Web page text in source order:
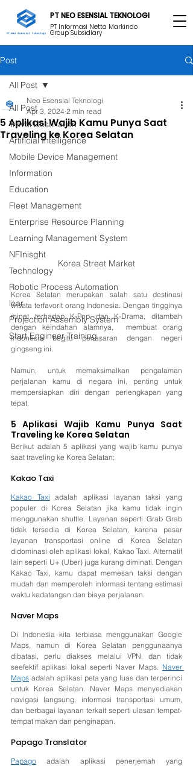
PT Informasi Netta Markindo
Group Subsidiary
PT NEO ESENSIAL TEKNOLOGI
Post
All Post
Travel Destination
Artificial Intelligence
Mobile Device Management
Information
Education
Fleet Management
Enterprise Resource Planning
Learning Management System
NFInisght
Technology
Robotic Process Automation
lear
Projection Assembly System
Start Engineer Training
All Post
5 Aplikasi Wajib Kamu Punya Saat
Traveling ke Korea Selatan
Neo Esensial Teknologi
Apr 3, 2024 2 min read
Korea Street Market
Korea Selatan merupakan salah satu destinasi
wisata terfavorit orang Indonesia. Dengan tingginya
minat terhadap K-Pop dan K-Drama, ditambah
dengan keindahan alamnya,  membuat orang
Indonesia begitu penasaran dengan negeri
gingseng ini.
Namun, untuk memaksimalkan pengalaman
perjalanan kamu di negara ini, penting untuk
mempersiapkan diri dengan perlengkapan yang
tepat.
5 Aplikasi Wajib Kamu Punya Saat
Traveling ke Korea Selatan
Berikut adalah 5 aplikasi yang wajib kamu punya
saat traveling ke Korea Selatan:
Kakao Taxi
Kakao Taxi adalah aplikasi layanan taksi yang
populer di Korea Selatan jika kamu tidak ingin
menggunakan shuttle. Layanan seperti Grab Grab
tidak tersedia di Korea Selatan, karena pasar
layanan transportasi online di Korea Selatan
didominasi oleh aplikasi lokal, Kakao Taxi. Alternatif
lain seperti U+ (Uber) juga kurang diminati. Dengan
Kakao Taxi, kamu dapat memesan taksi dengan
mudah dan memperoleh informasi tentang estimasi
waktu kedatangan dan biaya perjalanan.
Naver Maps
Di Indonesia kita terbiasa menggunakan Google
Maps, namun di Korea Selatan penggunaanya
dibatasi, perlu diakses melalui VPN, dan tidak
seefektif aplikasi lokal seperti Naver Maps. Naver
Maps adalah aplikasi peta yang luas dan terperinci
untuk Korea Selatan. Naver Maps menyediakan
navigasi langsung, informasi transportasi umum,
dan berbagai layanan terkait seperti ulasan tempat-
tempat makan dan penginapan.
Papago Translator
Papago adalah aplikasi penerjemah yang